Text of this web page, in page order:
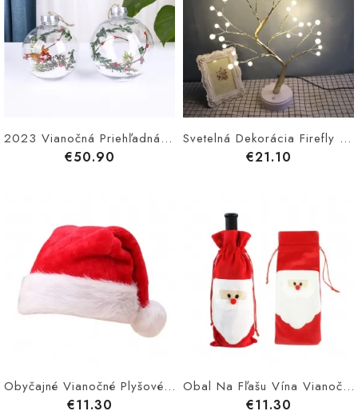
2023 Vianočná Priehľadná Guľatá S Romantickým A Krásnym Dizajnom Na Sviatočný Darček
€50.90
Svetelná Dekorácia Firefly Tree Usb Typu Nočné Svetlo S Odnímateľnou Základnou Batériou
€21.10
Obyčajné Vianočné Plyšové Čiapky Santa Čiapka Rekvizity Na Vianočný Večierok Zväčšujú Zahustenie Vianočných Ozdôb Pre Dospelých A Deti
€11.30
Obal Na Fľašu Vína Vianočné Mikulášske Vyšívanie Celé Balenie Dekorácia Z Červeného Šnúrka Na Šnúrku Vianočná Ozdoba
€11.30